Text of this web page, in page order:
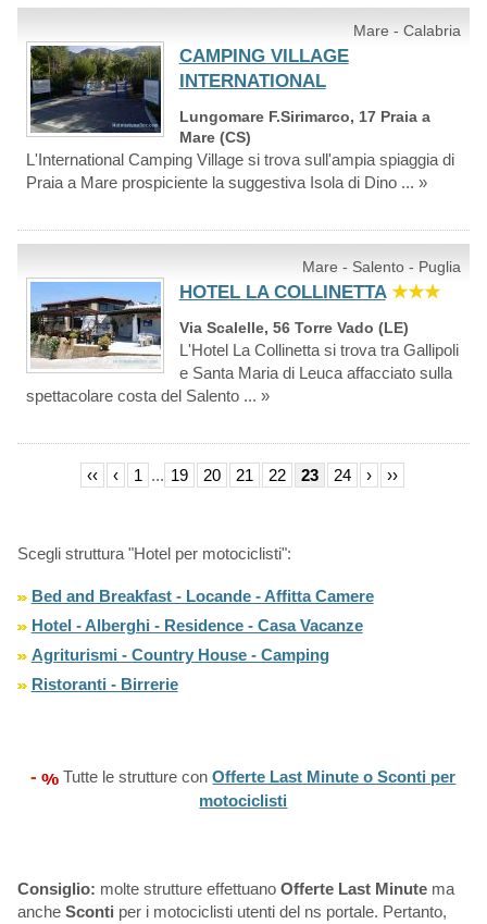
Mare - Calabria
CAMPING VILLAGE
INTERNATIONAL
Lungomare F.Sirimarco, 17 Praia a
Mare (CS)
L'International Camping Village si trova sull'ampia spiaggia di
Praia a Mare prospiciente la suggestiva Isola di Dino ... »
Mare - Salento - Puglia
HOTEL LA COLLINETTA ★★★
Via Scalelle, 56 Torre Vado (LE)
L'Hotel La Collinetta si trova tra Gallipoli
e Santa Maria di Leuca affacciato sulla
spettacolare costa del Salento ... »
‹‹ ‹ 1 ... 19 20 21 22 23 24 › ››
Scegli struttura "Hotel per motociclisti":
Bed and Breakfast - Locande - Affitta Camere
Hotel - Alberghi - Residence - Casa Vacanze
Agriturismi - Country House - Camping
Ristoranti - Birrerie
- Tutte le strutture conOfferte Last Minute o Sconti per
motociclisti
Consiglio: molte strutture effettuano Offerte Last Minutema
anche Sconti per i motociclisti utenti del ns portale. Pertanto,